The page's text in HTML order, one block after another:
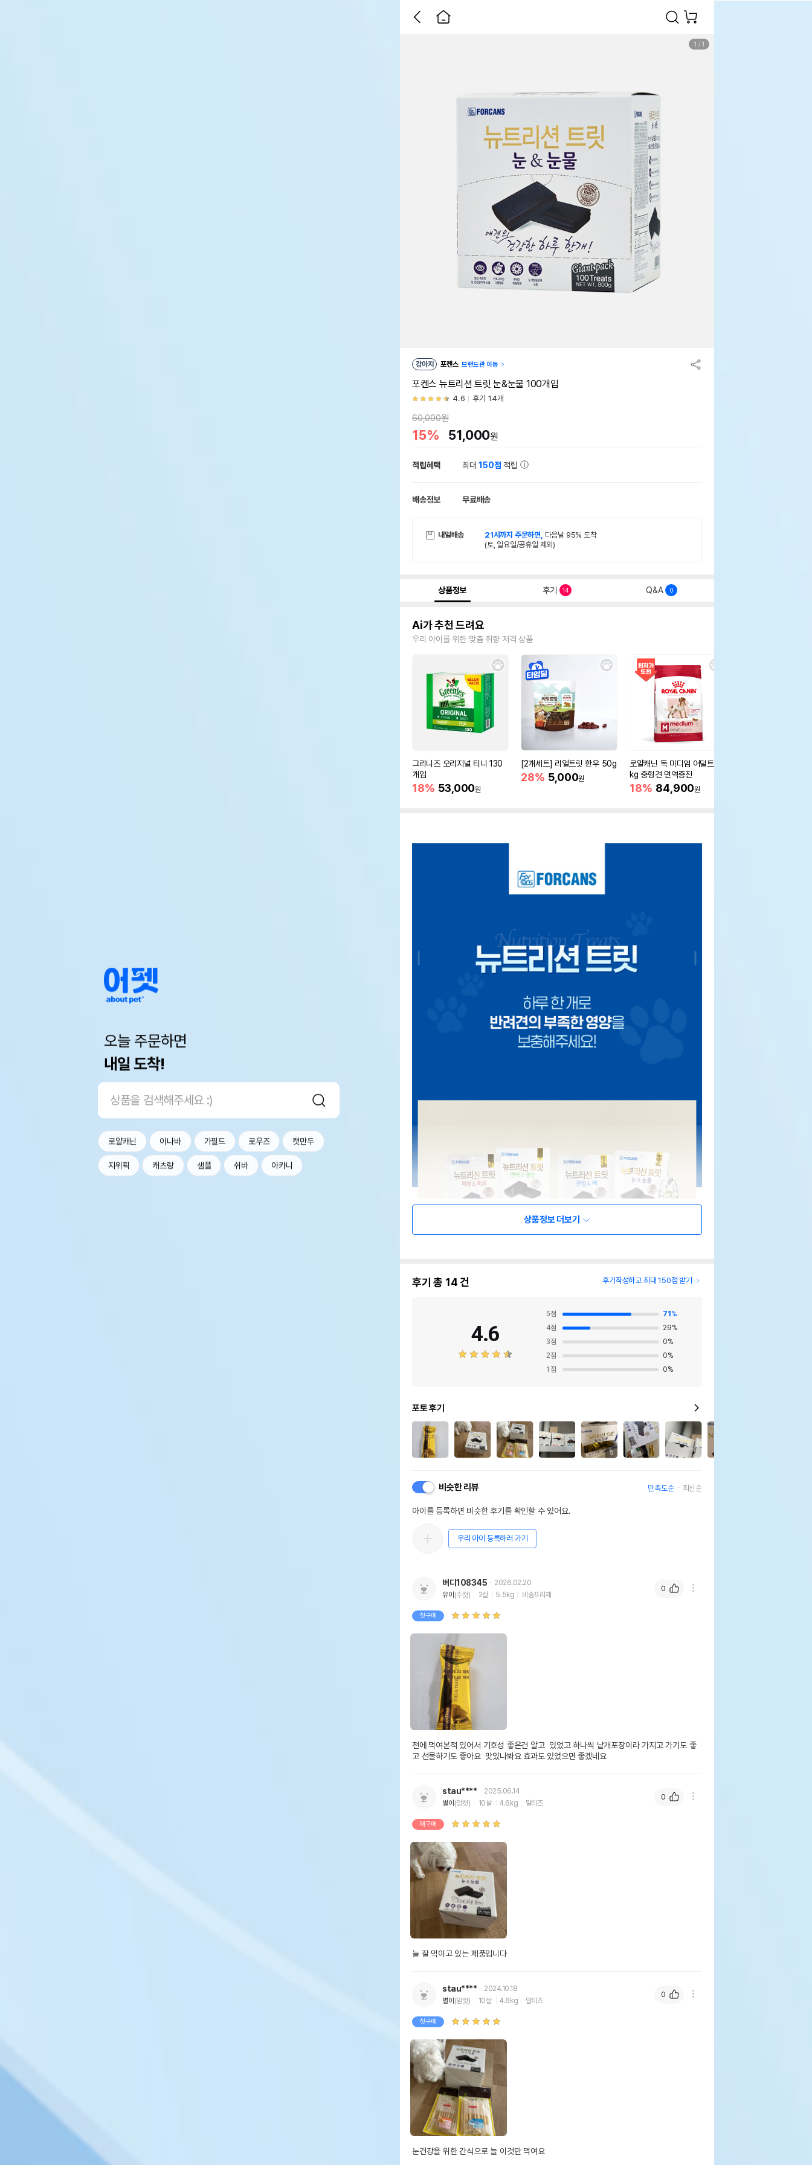
오늘 주문하면
내일 도착!
로얄캐닌 이나바 가필드 로우즈 캣만두
지위픽 캐츠랑 샘플 쉬바 아카나
1 / 1
강아지 포켄스 브랜드관 이동
포켄스 뉴트리션 트릿 눈&눈물 100개입
4.6 후기 14개
60,000원
15% 51,000원
적립혜택 최대150점 적립
배송정보 무료배송
내일배송 21시까지 주문하면, 다음날 95% 도착
(토, 일요일/공휴일 제외)
상품정보 후기 14 Q&A 0
Ai가 추천 드려요
우리 아이를 위한 맞춤 취향 저격 상품
그리니즈 오리지널 티니 130
개입
18% 53,000원
[2개세트] 리얼트릿 한우 50g
28% 5,000원
로얄캐닌 독 미디엄 어덜트 10
kg 중형견 면역증진
18% 84,900원
상품정보 더보기
후기 총 14건 후기작성하고 최대 150점 받기
4.6
5점 71 %
4점 29%
3점 0%
2점 0%
1 점 0%
포토 후기
5
비슷한 리뷰 만족도순 최신순
아이를 등록하면 비슷한 후기를 확인할 수 있어요.
우리 아이 등록하러 가기
버디108345
2026.02.20
유이(수컷) 2살 5.5kg 비숑프리제
첫구매
전에 먹여본적 있어서 기호성 좋은건 알고  있었고 하나씩 낱개포장이라 가지고 가기도 좋
고 선물하기도 좋아요  맛있나봐요 효과도 있었으면 좋겠네요
0
stau****
2025.06.14
별이(암컷) 10살 4.6kg 말티즈
재구매
늘 잘 먹이고 있는 제품입니다
0
stau****
2024.10.18
별이(암컷) 10살 4.6kg 말티즈
첫구매
눈건강을 위한 간식으로 늘 이것만 먹여요
0